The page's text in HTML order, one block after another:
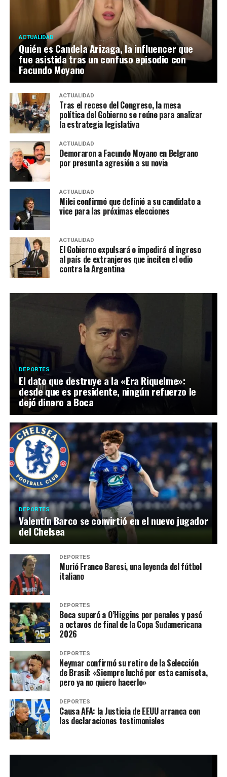
ACTUALIDAD
Quién es Candela Arizaga, la influencer que
fue asistida tras un confuso episodio con
Facundo Moyano
ACTUALIDAD
Tras el receso del Congreso, la mesa
política del Gobierno se reúne para analizar
la estrategia legislativa
ACTUALIDAD
Demoraron a Facundo Moyano en Belgrano
por presunta agresión a su novia
ACTUALIDAD
Milei confirmó que definió a su candidato a
vice para las próximas elecciones
ACTUALIDAD
El Gobierno expulsará o impedirá el ingreso
al país de extranjeros que inciten el odio
contra la Argentina
DEPORTES
El dato que destruye a la «Era Riquelme»:
desde que es presidente, ningún refuerzo le
dejó dinero a Boca
DEPORTES
Valentín Barco se convirtió en el nuevo jugador
del Chelsea
DEPORTES
Murió Franco Baresi, una leyenda del fútbol
italiano
DEPORTES
Boca superó a O’Higgins por penales y pasó
a octavos de final de la Copa Sudamericana
2026
DEPORTES
Neymar confirmó su retiro de la Selección
de Brasil: «Siempre luché por esta camiseta,
pero ya no quiero hacerlo»
DEPORTES
Causa AFA: la Justicia de EEUU arranca con
las declaraciones testimoniales